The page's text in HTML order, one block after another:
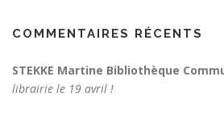
COMMENTAIRES RÉCENTS
STEKKE Martine Bibliothèque
librairie le 19 avril !